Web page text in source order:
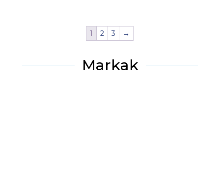
1 2 3 →
Markak